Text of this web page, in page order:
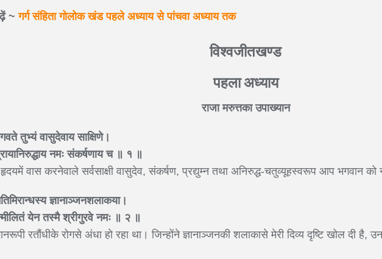
~गर्ग संहिता गोलोक खंड पहले अध्याय से पांचवा अध्याय तक
विश्वजीतखण्ड
पहला अध्याय
राजा मरुत्तका उपाख्यान
तुभ्यं वासुदेवाय साक्षिणे।
नमः संकर्षणाय च ॥ १ ॥
वास करनेवाले सर्वसाक्षी वासुदेव, संकर्षण, प्रद्युम्न तथा अनिरुद्ध-चतुव्यूहस्वरूप आप भगवान
ज्ञानाञ्जनशलाकया।
येन तस्मै श्रीगुरवे नमः ॥ २ ॥
रतौंधीके रोगसे अंधा हो रहा था। जिन्होंने ज्ञानाञ्जनकी शलाकासे मेरी दिव्य दृष्टि खोल दी है,